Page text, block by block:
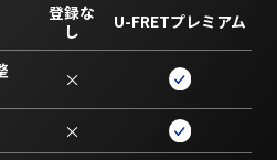
登録な
し
U-FRETプレミアム
×
×